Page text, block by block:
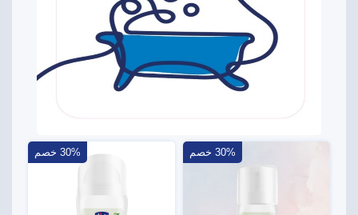
30% خصم 30% خصم